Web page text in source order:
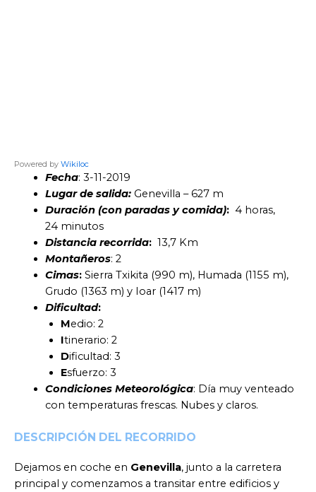
Powered by Wikiloc
Fecha: 3-11-2019
Lugar de salida:Genevilla – 627 m
Duración (con paradas y comida):4 horas,
24 minutos
Distancia recorrida:13,7 Km
Montañeros: 2
Cimas:Sierra Txikita (990 m), Humada (1155 m),
Grudo (1363 m) y Ioar (1417 m)
Dificultad:
Medio: 2
Itinerario: 2
Dificultad: 3
Esfuerzo: 3
Condiciones Meteorológica: Día muy venteado
con temperaturas frescas. Nubes y claros.
DESCRIPCIÓN DEL RECORRIDO
Dejamos en coche en Genevilla, junto a la carretera
principal y comenzamos a transitar entre edificios y